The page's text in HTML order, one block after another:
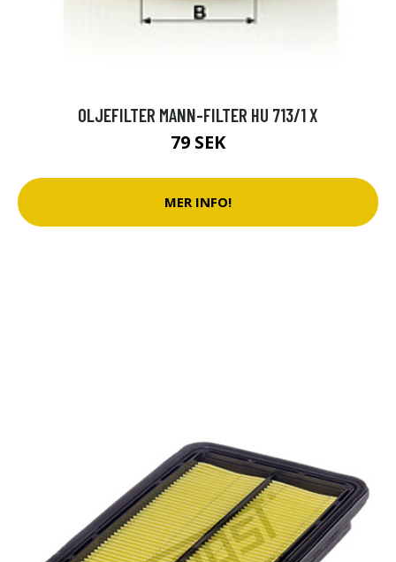
OLJEFILTER MANN-FILTER HU 713/1 X
79 SEK
MER INFO!